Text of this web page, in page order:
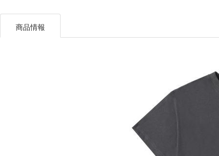
商品情報